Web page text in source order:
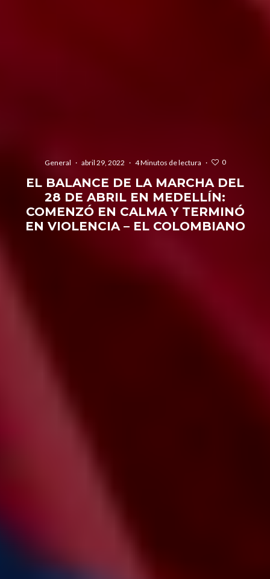
General · abril 29, 2022 · 4 Minutos de lectura · 0
EL BALANCE DE LA MARCHA DEL
28 DE ABRIL EN MEDELLÍN:
COMENZÓ EN CALMA Y TERMINÓ
EN VIOLENCIA – EL COLOMBIANO